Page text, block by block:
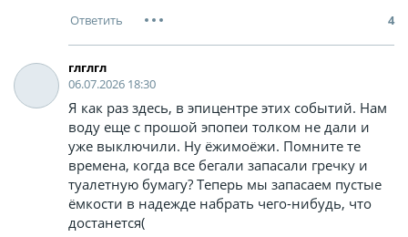
4
глглгл
06.07.2026 18:30
Я как раз здесь, в эпицентре этих событий. Нам
воду еще с прошой эпопеи толком не дали и
уже выключили. Ну ёжимоёжи. Помните те
времена, когда все бегали запасали гречку и
туалетную бумагу? Теперь мы запасаем пустые
ёмкости в надежде набрать чего-нибудь, что
достанется(